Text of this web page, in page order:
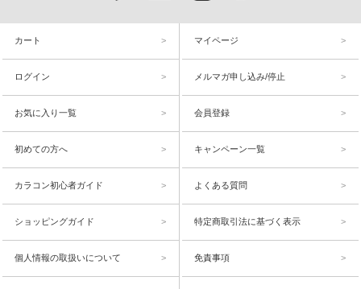
カート マイページ
ログイン メルマガ申し込み/停止
お気に入り一覧 会員登録
初めての方へ キャンペーン一覧
カラコン初心者ガイド よくある質問
ショッピングガイド 特定商取引法に基づく表示
個人情報の取扱いについて 免責事項